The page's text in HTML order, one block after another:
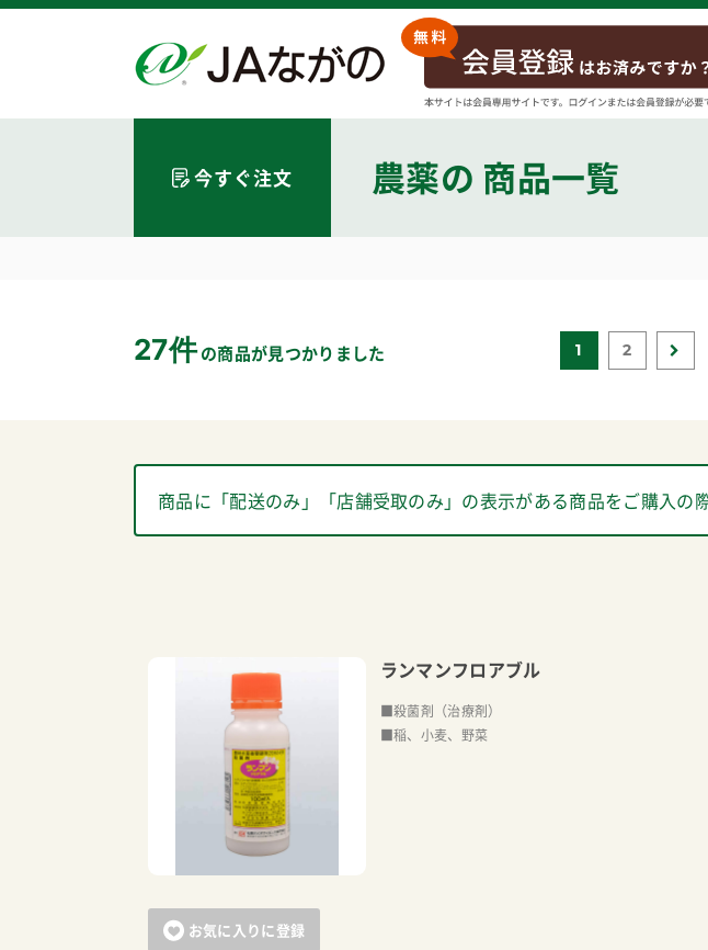
今すぐ注文 農薬の 商品一覧
27件の商品が見つかりました 1 2
商品に「配送のみ」「店舗受取のみ」の表示がある商品をご購入の
お気に入りに登録
ランマンフロアブル
■殺菌剤（治療剤）
■稲、小麦、野菜